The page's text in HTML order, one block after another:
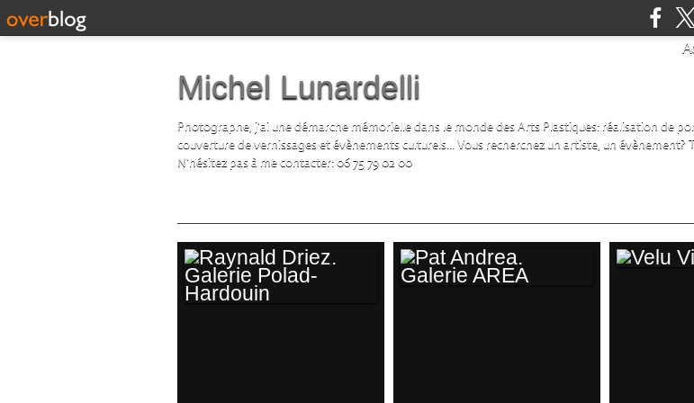
Michel Lunardelli
Photographe, j'ai une démarche mémorielle dans le monde des Arts Plastiques: réalisation de
couverture de vernissages et évènements culturels... Vous recherchez un artiste, un évènement?
N'hésitez pas à me contacter: 06 75 79 02 00